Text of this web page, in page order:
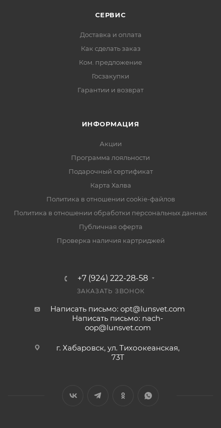
СЕРВИС
Доставка и оплата
Как сделать заказ
Ком. предложение
Госзакупки
Гарантии и возврат
ИНФОРМАЦИЯ
Акции
Программа лояльности
Подарочный сертификат
Карта Халва
Политика в отношении cookie-файлов
Политика в отношении обработки персональных данных
Публичная оферта
Проверка наличия картриджей
+7 (924) 222-28-58
ЗАКАЗАТЬ ЗВОНОК
Написать письмо: opt@lunsvet.com
Написать письмо: nach-
oop@lunsvet.com
г. Хабаровск, ул. Тихоокеанская,
73Т